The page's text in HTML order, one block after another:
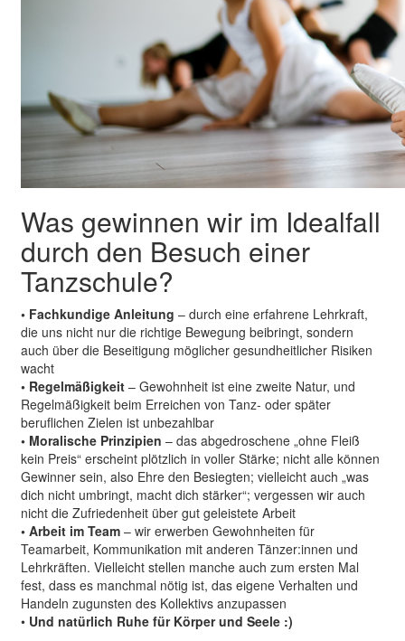
Was gewinnen wir im Idealfall
durch den Besuch einer
Tanzschule?
• Fachkundige Anleitung – durch eine erfahrene Lehrkraft,
die uns nicht nur die richtige Bewegung beibringt, sondern
auch über die Beseitigung möglicher gesundheitlicher Risiken
wacht
• Regelmäßigkeit – Gewohnheit ist eine zweite Natur, und
Regelmäßigkeit beim Erreichen von Tanz- oder später
beruflichen Zielen ist unbezahlbar
• Moralische Prinzipien – das abgedroschene „ohne Fleiß
kein Preis“ erscheint plötzlich in voller Stärke; nicht alle können
Gewinner sein, also Ehre den Besiegten; vielleicht auch „was
dich nicht umbringt, macht dich stärker“; vergessen wir auch
nicht die Zufriedenheit über gut geleistete Arbeit
• Arbeit im Team – wir erwerben Gewohnheiten für
Teamarbeit, Kommunikation mit anderen Tänzer:innen und
Lehrkräften. Vielleicht stellen manche auch zum ersten Mal
fest, dass es manchmal nötig ist, das eigene Verhalten und
Handeln zugunsten des Kollektivs anzupassen
• Und natürlich Ruhe für Körper und Seele :)